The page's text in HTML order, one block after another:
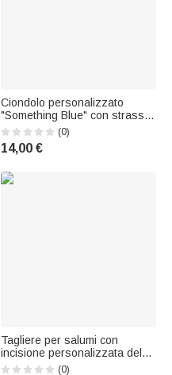
Ciondolo personalizzato
"Something Blue" con strass e
perla per bouquet da sposa,
con nome e biglietto: regalo
per l'anniversario, la festa di
matrimonio, per la sposa
(0)
14,00 €
Tagliere per salumi con
incisione personalizzata del
testo, della data, del titolo e
(0)